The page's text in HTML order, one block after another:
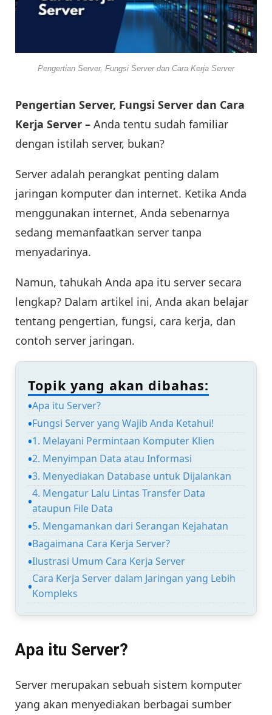
Pengertian Server, Fungsi Server dan Cara Kerja Server
Pengertian Server, Fungsi Server dan Cara
Kerja Server – Anda tentu sudah familiar
dengan istilah server, bukan?
Server adalah perangkat penting dalam
jaringan komputer dan internet. Ketika Anda
menggunakan internet, Anda sebenarnya
sedang memanfaatkan server tanpa
menyadarinya.
Namun, tahukah Anda apa itu server secara
lengkap? Dalam artikel ini, Anda akan belajar
tentang pengertian, fungsi, cara kerja, dan
contoh server jaringan.
Topik yang akan dibahas:
Apa itu Server?
Fungsi Server yang Wajib Anda Ketahui!
1. Melayani Permintaan Komputer Klien
2. Menyimpan Data atau Informasi
3. Menyediakan Database untuk Dijalankan
4. Mengatur Lalu Lintas Transfer Data
ataupun File Data
5. Mengamankan dari Serangan Kejahatan
Bagaimana Cara Kerja Server?
Ilustrasi Umum Cara Kerja Server
Cara Kerja Server dalam Jaringan yang Lebih
Kompleks
Apa itu Server?
Server merupakan sebuah sistem komputer
yang akan menyediakan berbagai sumber